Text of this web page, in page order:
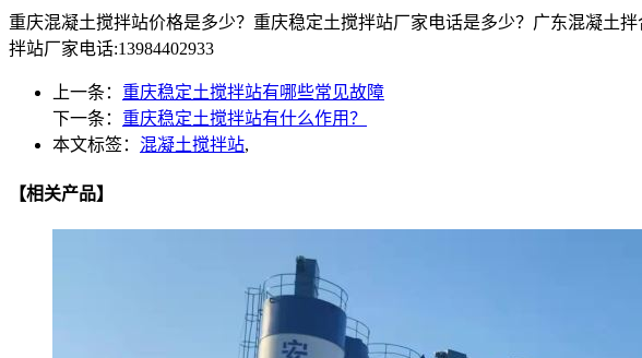
重庆混凝土搅拌站价格是多少？重庆稳定土搅拌站厂家电话是多少？广东混凝土
拌站厂家电话:13984402933
上一条： 重庆稳定土搅拌站有哪些常见故障
下一条： 重庆稳定土搅拌站有什么作用？
本文标签： 混凝土搅拌站,
【相关产品】